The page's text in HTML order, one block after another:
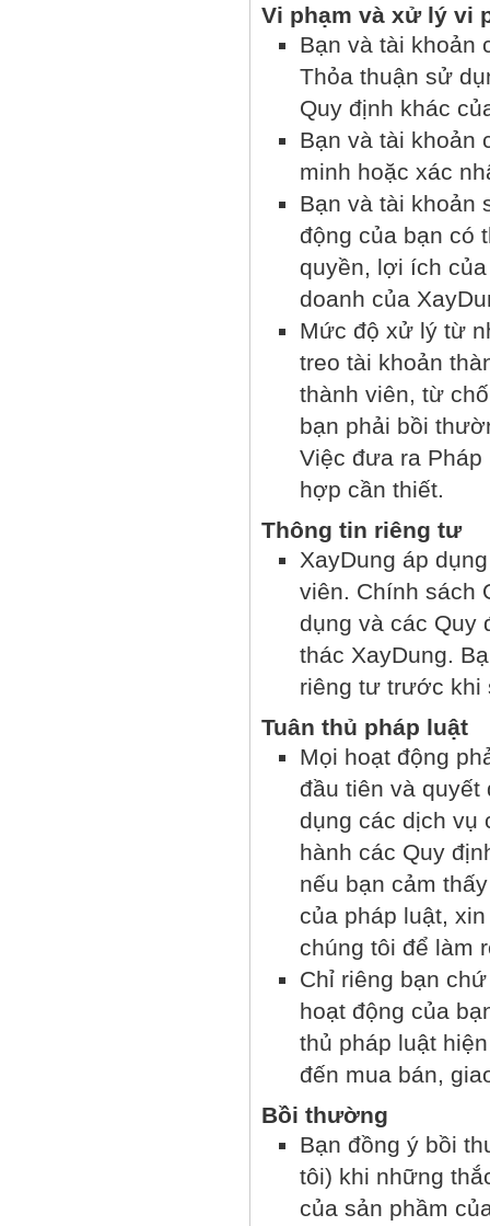
Vi phạm và xử lý vi
Bạn và tài khoản
Thỏa thuận sử
Quy định khác
Bạn và tài khoản
minh hoặc xác
Bạn và tài khoản
động của bạn có
quyền, lợi ích
doanh của
Mức độ xử lý từ
treo tài khoản
thành viên, từ
bạn phải bồi
Việc đưa ra
hợp cần thiết.
Thông tin riêng tư
XayDung áp
viên. Chính sách
dụng và các Quy
thác XayDung.
riêng tư trước khi
Tuân thủ pháp luật
Mọi hoạt động
đầu tiên và
dụng các dịch vụ
hành các Quy
nếu bạn cảm
của pháp luật,
chúng tôi để làm
Chỉ riêng bạn
hoạt động của
thủ pháp luật
đến mua bán,
Bồi thường
Bạn đồng ý bồi
tôi) khi những
của sản phầm